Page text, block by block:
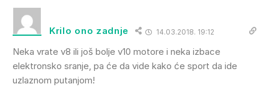
Krilo ono zadnje 14.03.2018. 19:12
Neka vrate v8 ili još bolje v10 motore i neka izbace
elektronsko sranje, pa će da vide kako će sport da ide
uzlaznom putanjom!